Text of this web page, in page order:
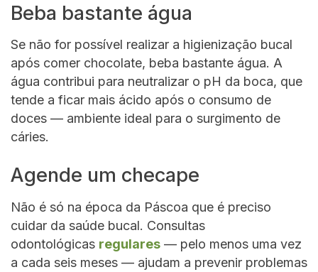
Beba bastante água
Se não for possível realizar a higienização bucal
após comer chocolate, beba bastante água. A
água contribui para neutralizar o pH da boca, que
tende a ficar mais ácido após o consumo de
doces — ambiente ideal para o surgimento de
cáries.
Agende um checape
Não é só na época da Páscoa que é preciso
cuidar da saúde bucal. Consultas
odontológicas regulares — pelo menos uma vez
a cada seis meses — ajudam a prevenir problemas